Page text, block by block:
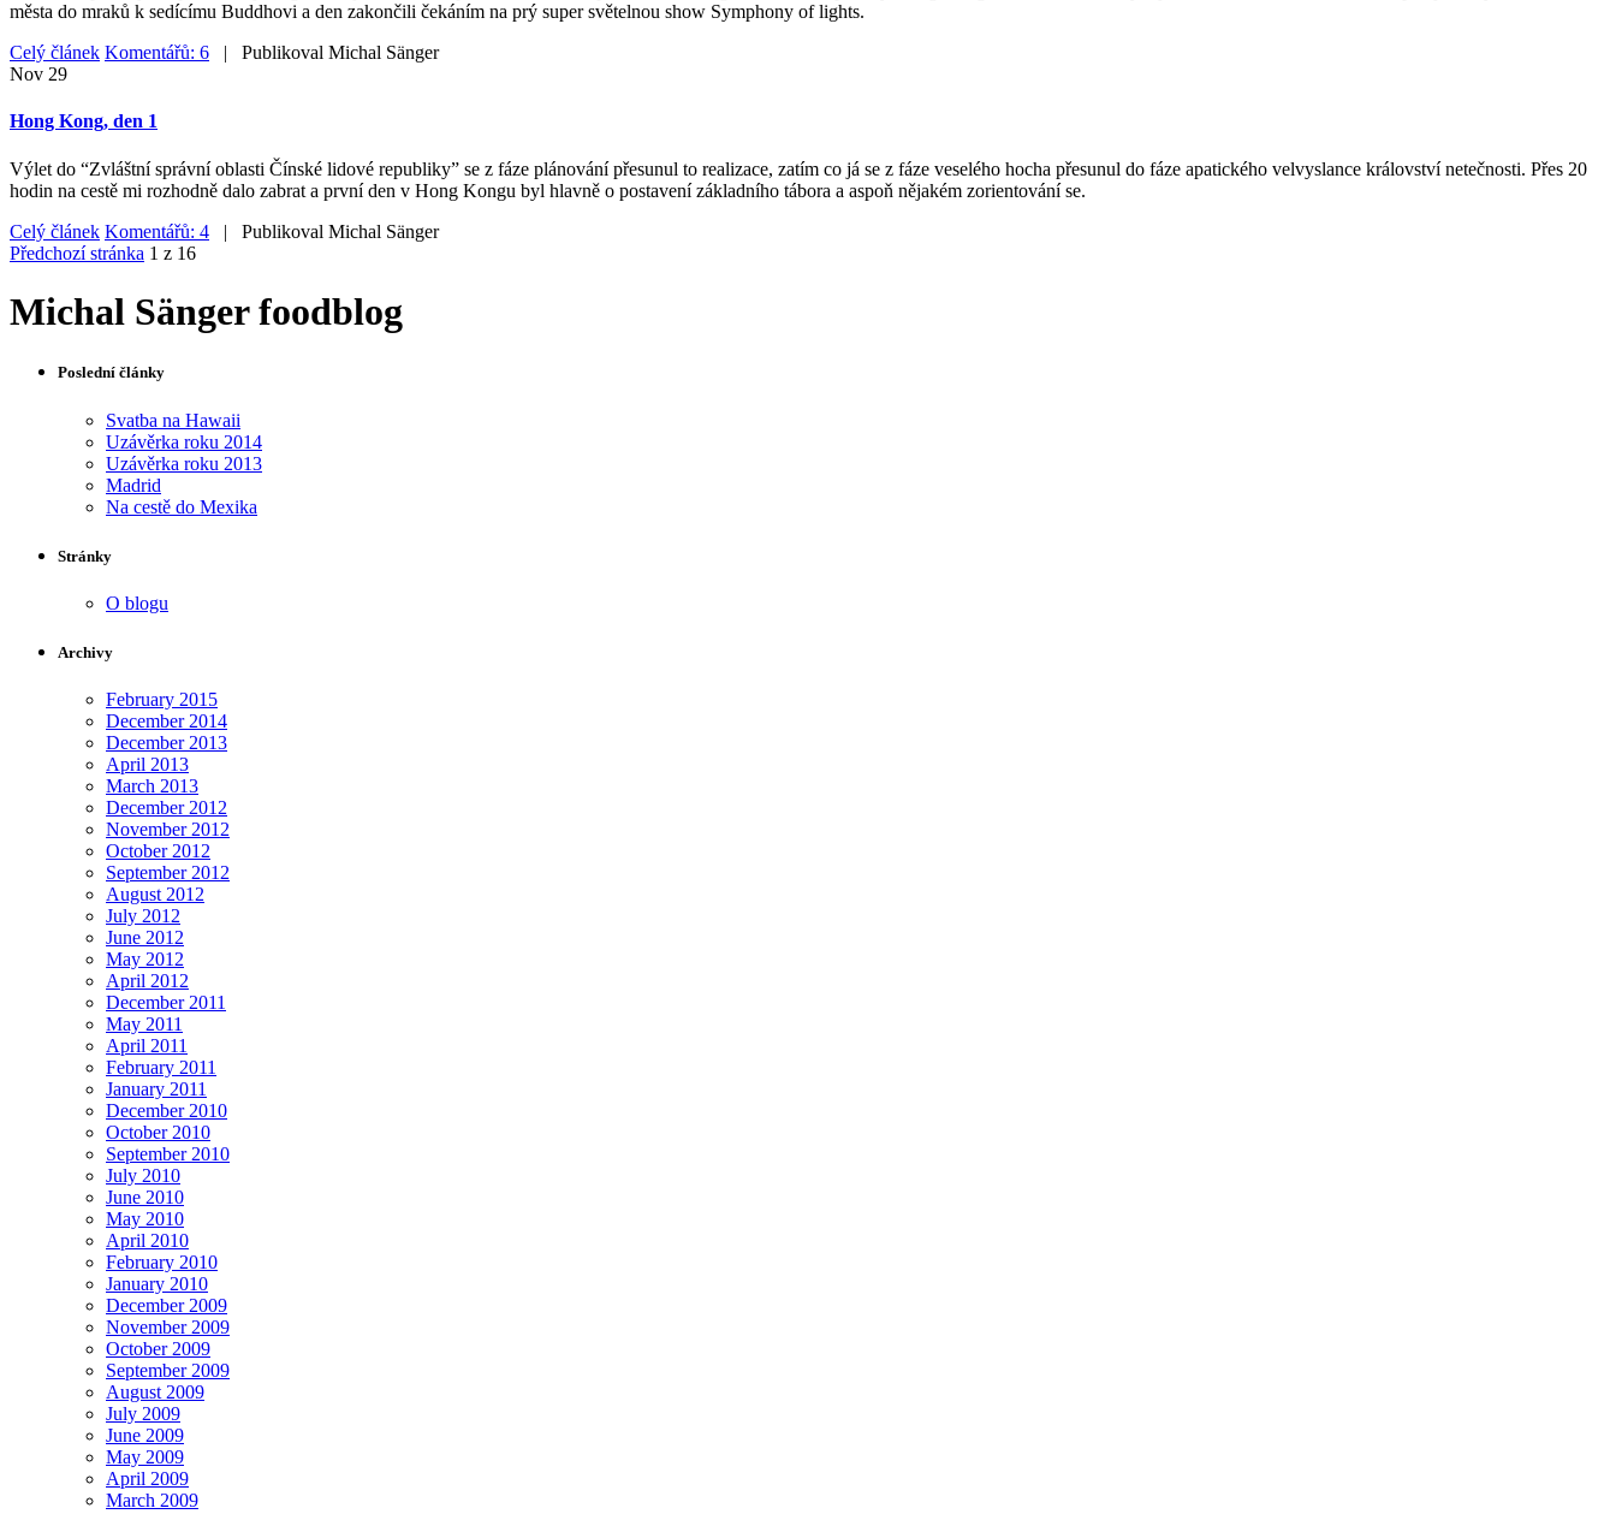
města do mraků k sedícímu Buddhovi a den zakončili čekáním na prý super světelnou show Symphony of lights.
Celý článek Komentářů: 6 | Publikoval Michal Sänger
Nov 29
Hong Kong, den 1
Výlet do “Zvláštní správní oblasti Čínské lidové republiky” se z fáze plánování přesunul to realizace, zatím co já se z fáze veselého hocha přesunul do fáze apatického velvyslance království netečnosti. Přes 20
hodin na cestě mi rozhodně dalo zabrat a první den v Hong Kongu byl hlavně o postavení základního tábora a aspoň nějakém zorientování se.
Celý článek Komentářů: 4 | Publikoval Michal Sänger
Předchozí stránka 1 z 16
Michal Sänger foodblog
Poslední články
Svatba na Hawaii
Uzávěrka roku 2014
Uzávěrka roku 2013
Madrid
Na cestě do Mexika
Stránky
O blogu
Archivy
February 2015
December 2014
December 2013
April 2013
March 2013
December 2012
November 2012
October 2012
September 2012
August 2012
July 2012
June 2012
May 2012
April 2012
December 2011
May 2011
April 2011
February 2011
January 2011
December 2010
October 2010
September 2010
July 2010
June 2010
May 2010
April 2010
February 2010
January 2010
December 2009
November 2009
October 2009
September 2009
August 2009
July 2009
June 2009
May 2009
April 2009
March 2009